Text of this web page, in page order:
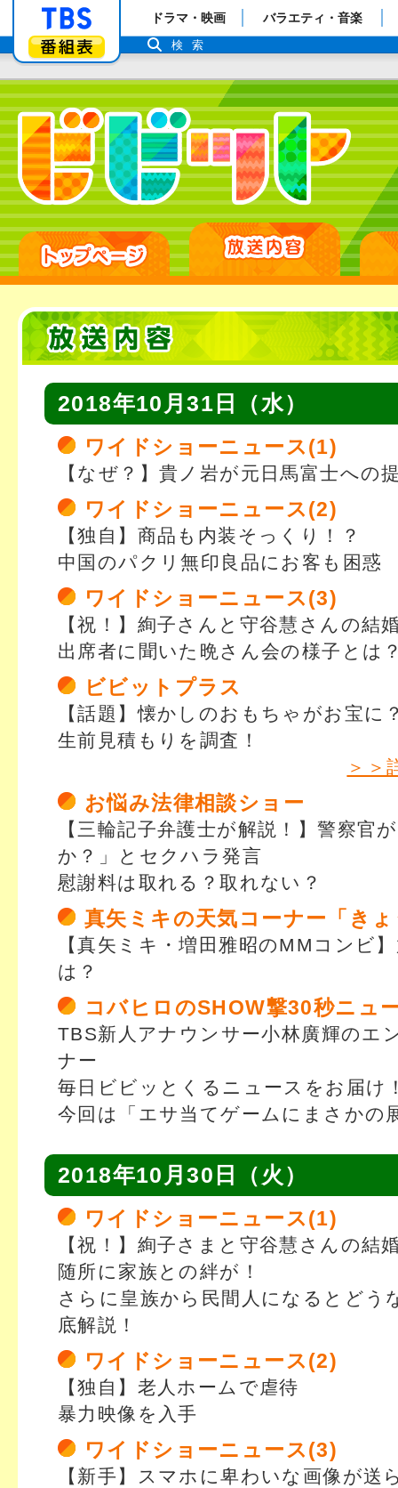
「TBSテレビ」トップページ
番組表
ドラマ・映画 バラエティ・音楽
検索
2018年10月31日（水）
ワイドショーニュース(1)
【なぜ？】貴ノ岩が元日馬富士への
ワイドショーニュース(2)
【独自】商品も内装そっくり！？
中国のパクリ無印良品にお客も困惑
ワイドショーニュース(3)
【祝！】絢子さんと守谷慧さんの結
出席者に聞いた晩さん会の様子とは
ビビットプラス
【話題】懐かしのおもちゃがお宝に
生前見積もりを調査！
＞＞
お悩み法律相談ショー
【三輪記子弁護士が解説！】警察官
か？」とセクハラ発言
慰謝料は取れる？取れない？
真矢ミキの天気コーナー「き
【真矢ミキ・増田雅昭のMMコンビ
は？
コバヒロのSHOW撃30秒ニュ
TBS新人アナウンサー小林廣輝のエ
ナー
毎日ビビッとくるニュースをお届け
今回は「エサ当てゲームにまさかの
2018年10月30日（火）
ワイドショーニュース(1)
【祝！】絢子さまと守谷慧さんの結
随所に家族との絆が！
さらに皇族から民間人になるとどう
底解説！
ワイドショーニュース(2)
【独自】老人ホームで虐待
暴力映像を入手
ワイドショーニュース(3)
【新手】スマホに卑わいな画像が送